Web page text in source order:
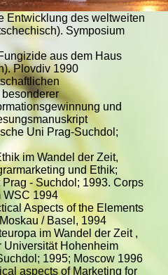
Entwicklung des weltweiten
Symposium
aus dem Haus
Plovdiv 1990
und
Uni Prag-Suchdol;
im Wandel der Zeit,
und Ethik;
- Suchdol; 1993. Corps
WSC 1994
Aspects of the Elements
/ Basel, 1994
im Wandel der Zeit ,
Universität Hohenheim
1995; Moscow 1996
aspects of Marketing for